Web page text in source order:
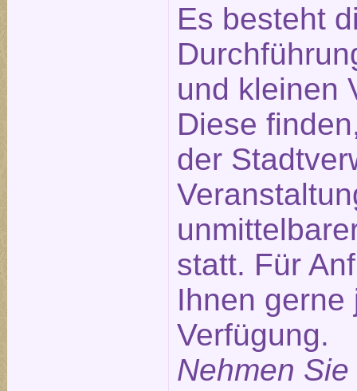
Es besteht
und kleinen
Diese
der
statt. Für
Ihnen gerne
Verfügung.
Nehmen